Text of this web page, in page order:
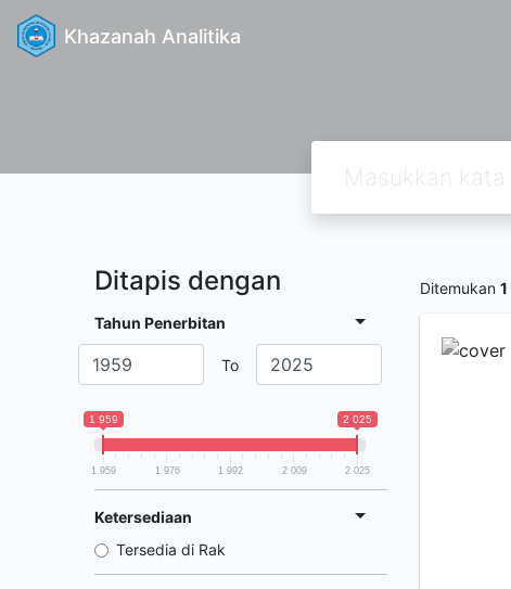
Khazanah Analitika
Ditapis dengan
Tahun Penerbitan
To
1 959 2 025
1 959 1 976 1 992 2 009 2 025
Ketersediaan
Tersedia di Rak
Ditemukan 1